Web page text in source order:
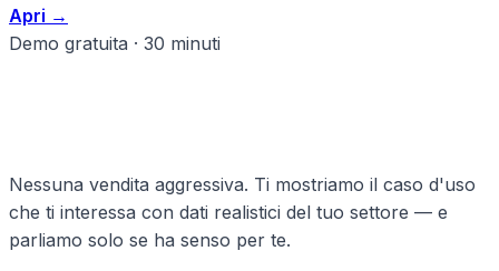
Apri →
Demo gratuita · 30 minuti
Nessuna vendita aggressiva. Ti mostriamo il caso d'uso
che ti interessa con dati realistici del tuo settore — e
parliamo solo se ha senso per te.